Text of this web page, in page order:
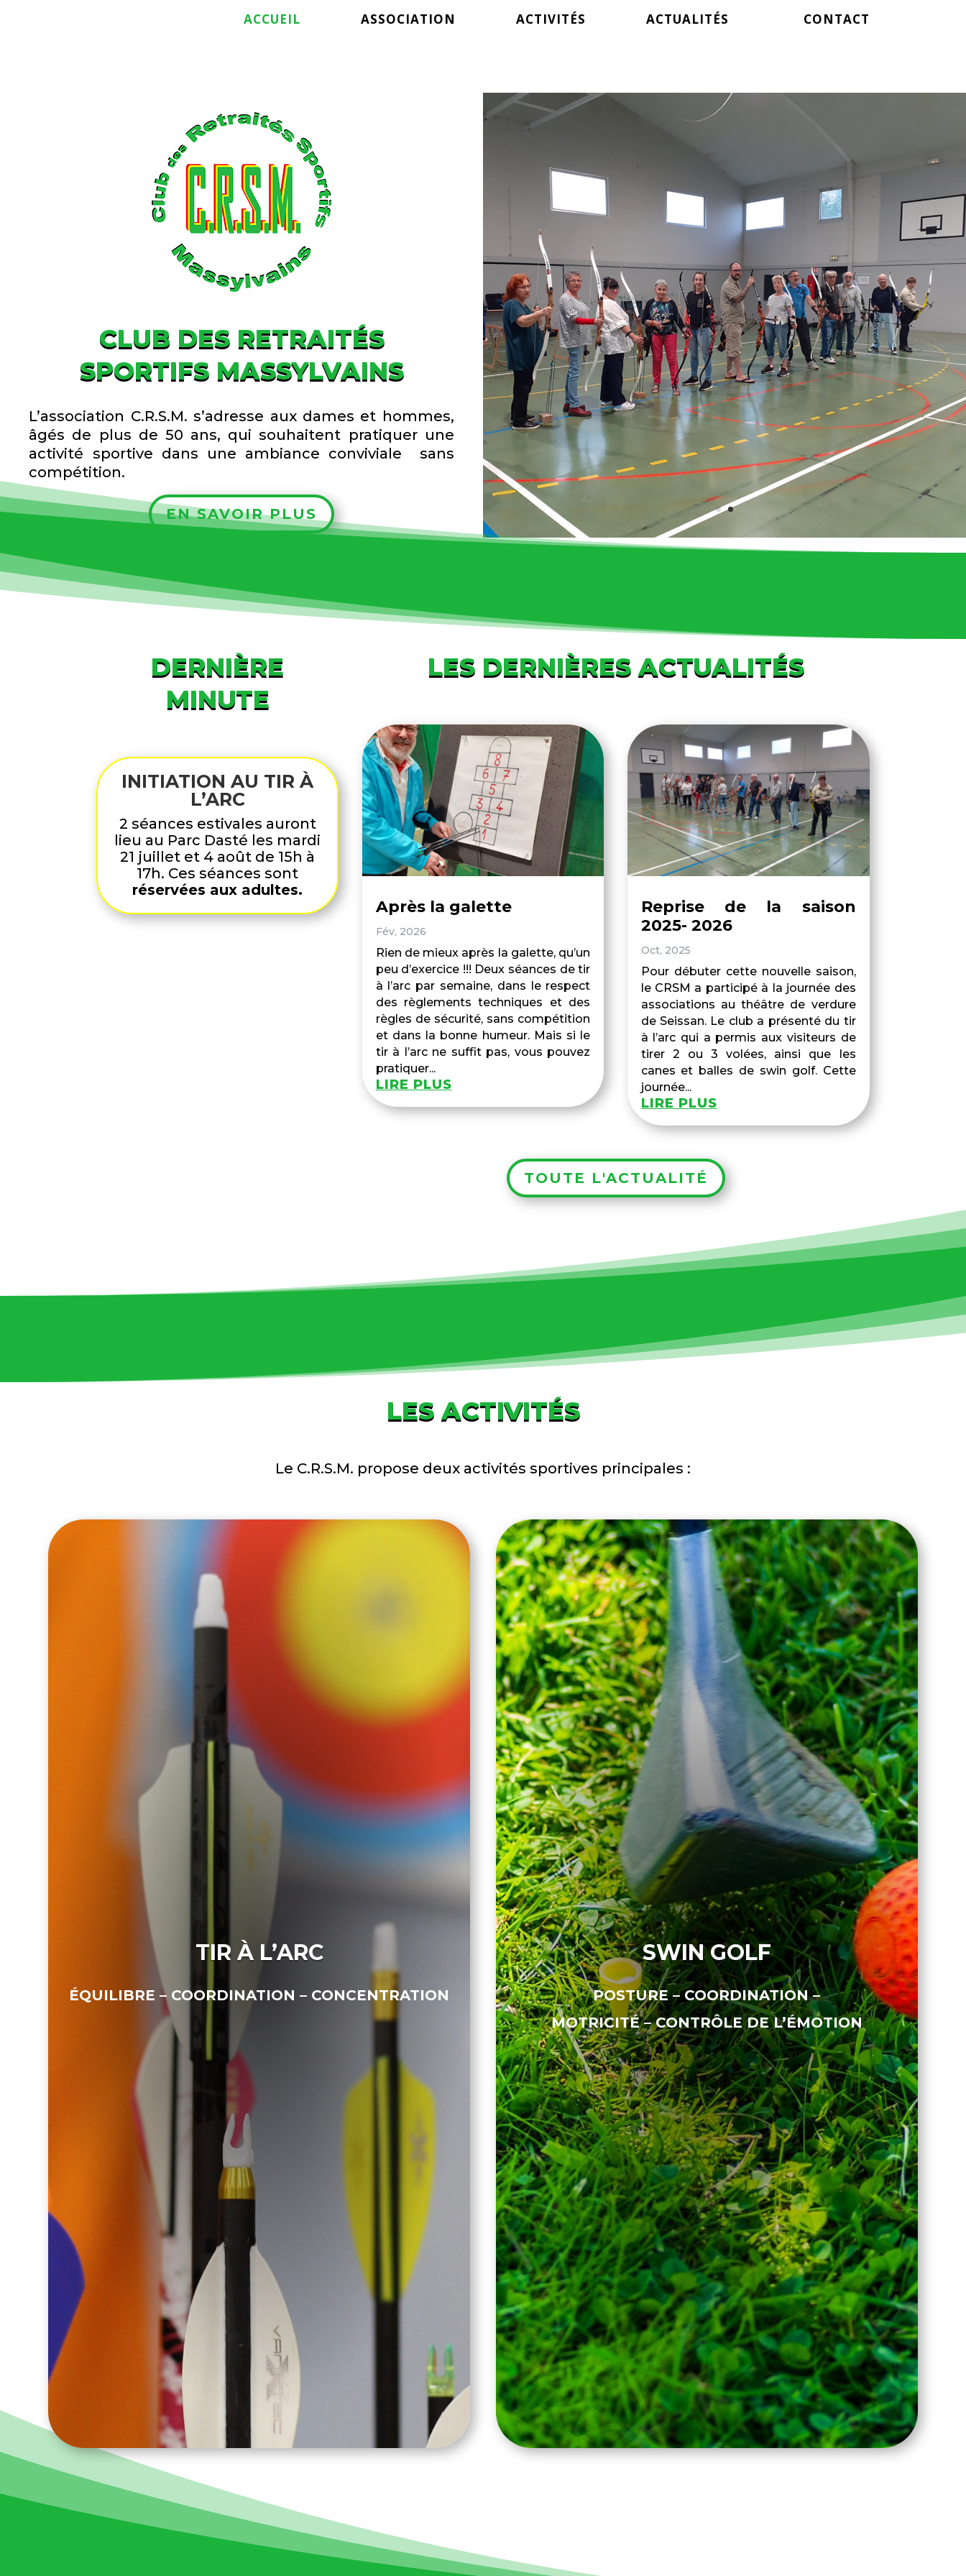
ACCUEIL ASSOCIATION ACTIVITÉS ACTUALITÉS CONTACT
CLUB DES RETRAITÉS
SPORTIFS MASSYLVAINS
L’association C.R.S.M. s’adresse aux dames et hommes,
âgés de plus de 50 ans, qui souhaitent pratiquer une
activité sportive dans une ambiance conviviale sans
compétition.
EN SAVOIR PLUS
DERNIÈRE
MINUTE
INITIATION AU TIR À
L’ARC
2 séances estivales auront
lieu au Parc Dasté les mardi
21 juillet et 4 août de 15h à
17h. Ces séances sont
réservées aux adultes.
LES DERNIÈRES ACTUALITÉS
Après la galette
Fév, 2026
Rien de mieux après la galette, qu’un
peu d’exercice !!! Deux séances de tir
à l’arc par semaine, dans le respect
des règlements techniques et des
règles de sécurité, sans compétition
et dans la bonne humeur. Mais si le
tir à l’arc ne suffit pas, vous pouvez
pratiquer...
LIRE PLUS
Reprise de la saison
2025- 2026
Oct, 2025
Pour débuter cette nouvelle saison,
le CRSM a participé à la journée des
associations au théâtre de verdure
de Seissan. Le club a présenté du tir
à l’arc qui a permis aux visiteurs de
tirer 2 ou 3 volées, ainsi que les
canes et balles de swin golf. Cette
journée...
LIRE PLUS
TOUTE L'ACTUALITÉ
LES ACTIVITÉS
Le C.R.S.M. propose deux activités sportives principales :
TIR À L’ARC
ÉQUILIBRE – COORDINATION – CONCENTRATION
SWIN GOLF
POSTURE – COORDINATION –
MOTRICITÉ – CONTRÔLE DE L’ÉMOTION